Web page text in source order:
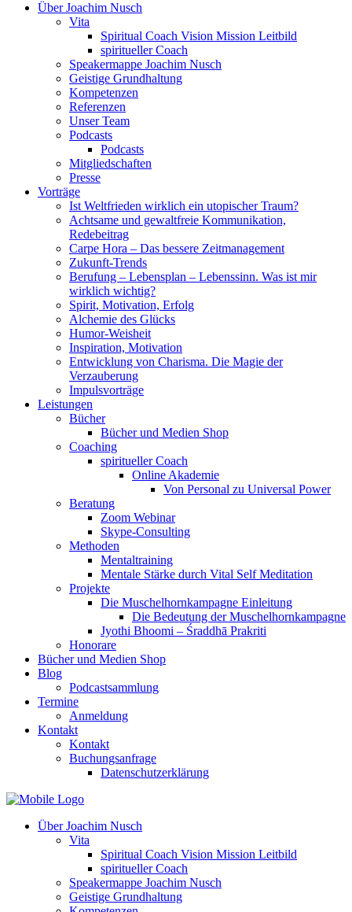
Über Joachim Nusch
Vita
Spiritual Coach Vision Mission Leitbild
spiritueller Coach
Speakermappe Joachim Nusch
Geistige Grundhaltung
Kompetenzen
Referenzen
Unser Team
Podcasts
Podcasts
Mitgliedschaften
Presse
Vorträge
Ist Weltfrieden wirklich ein utopischer Traum?
Achtsame und gewaltfreie Kommunikation,
Redebeitrag
Carpe Hora – Das bessere Zeitmanagement
Zukunft-Trends
Berufung – Lebensplan – Lebenssinn. Was ist mir
wirklich wichtig?
Spirit, Motivation, Erfolg
Alchemie des Glücks
Humor-Weisheit
Inspiration, Motivation
Entwicklung von Charisma. Die Magie der
Verzauberung
Impulsvorträge
Leistungen
Bücher
Bücher und Medien Shop
Coaching
spiritueller Coach
Online Akademie
Von Personal zu Universal Power
Beratung
Zoom Webinar
Skype-Consulting
Methoden
Mentaltraining
Mentale Stärke durch Vital Self Meditation
Projekte
Die Muschelhornkampagne Einleitung
Die Bedeutung der Muschelhornkampagne
Jyothi Bhoomi – Śraddhā Prakriti
Honorare
Bücher und Medien Shop
Blog
Podcastsammlung
Termine
Anmeldung
Kontakt
Kontakt
Buchungsanfrage
Datenschutzerklärung
Über Joachim Nusch
Vita
Spiritual Coach Vision Mission Leitbild
spiritueller Coach
Speakermappe Joachim Nusch
Geistige Grundhaltung